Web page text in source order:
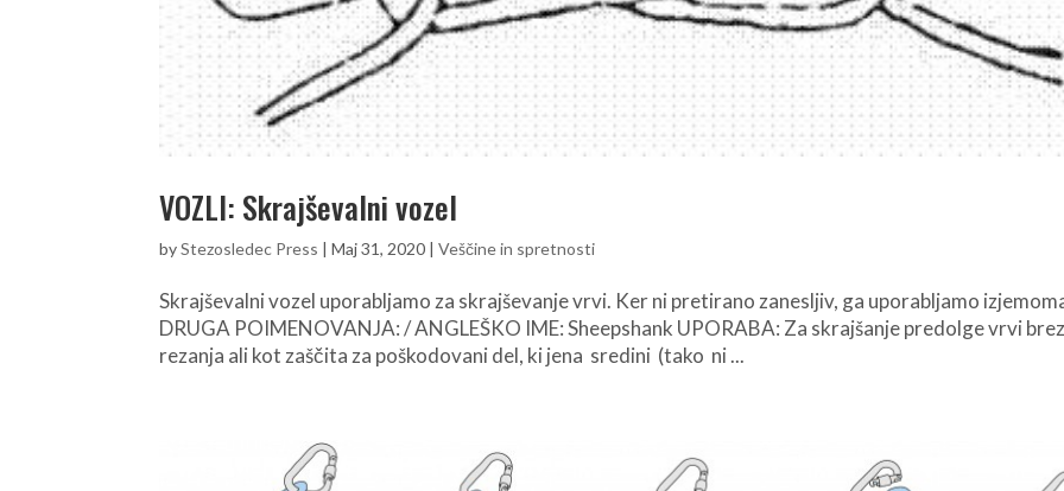
VOZLI: Skrajševalni vozel
byStezosledec Press |Maj 31, 2020 |Veščine in spretnosti
Skrajševalni vozel uporabljamo za skrajševanje vrvi. Ker ni pretirano zanesljiv, ga uporabljamo
DRUGA POIMENOVANJA: / ANGLEŠKO IME: Sheepshank UPORABA: Za skrajšanje predolge vrvi
rezanja ali kot zaščita za poškodovani del, ki jena sredini (tako ni ...